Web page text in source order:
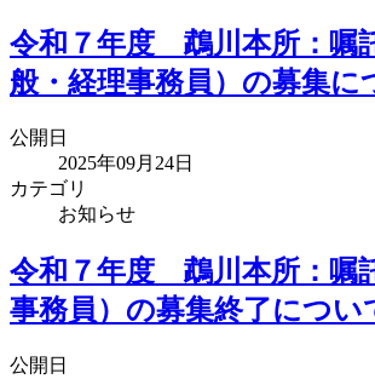
令和７年度 鵡川本所：嘱
般・経理事務員）の募集に
公開日
2025年09月24日
カテゴリ
お知らせ
令和７年度 鵡川本所：嘱
事務員）の募集終了につい
公開日